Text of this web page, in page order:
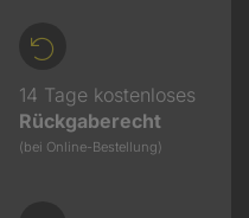
14 Tage kostenloses
Rückgaberecht
(bei Online-Bestellung)